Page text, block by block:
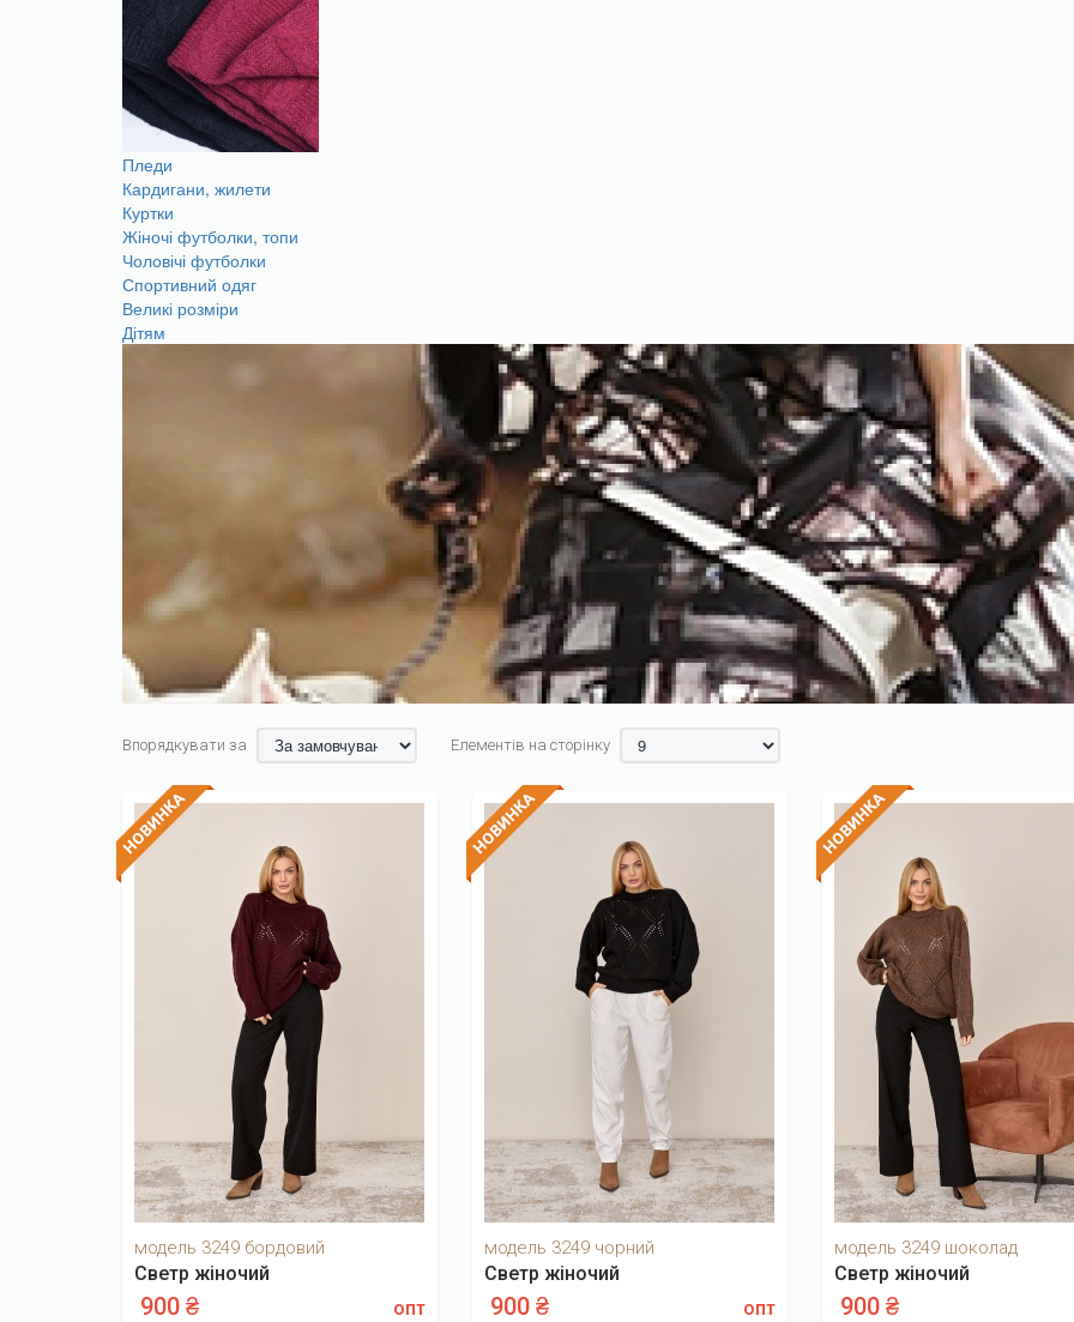
Пледи
Кардигани, жилети
Куртки
Жіночі футболки, топи
Чоловічі футболки
Спортивний одяг
Великі розміри
Дітям
Впорядкувати за Елементів на сторінку
модель 3249 бордовий
Светр жіночий
900 ₴
опт
модель 3249 чорний
Светр жіночий
900 ₴
опт
модель 3249 шоколад
Светр жіночий
900 ₴